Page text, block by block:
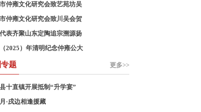
仲雍文化研究会致艺苑坊吴
仲雍文化研究会致川吴会贺
表齐聚山东定陶追宗溯源扬
2025）年清明纪念仲雍公大
题 更多>>
十直镇开展抵制“升学宴”
·戌边相逢援藏